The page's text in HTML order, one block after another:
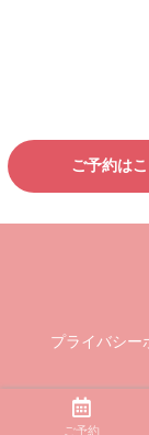
ご予約は
プライバシー
Copyright ©
ご予約